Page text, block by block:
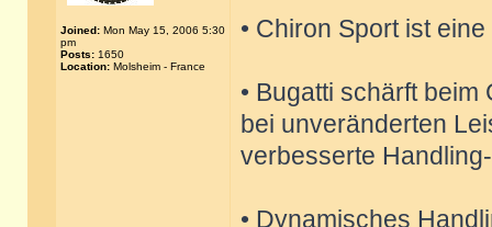
Joined: Mon May 15, 2006 5:30
pm
Posts: 1650
Location: Molsheim - France
• Chiron Sport ist
• Bugatti schärft
bei unveränderten
verbesserte
• Dynamisches